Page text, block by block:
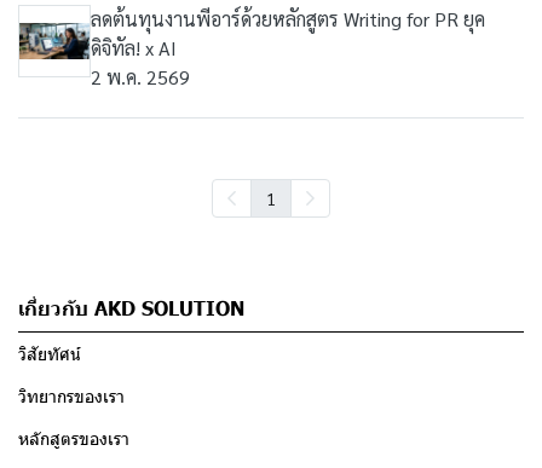
ลดต้นทุนงานพีอาร์ด้วยหลักสูตร Writing for PR ยุค
ดิจิทัล! x AI
2 พ.ค. 2569
1
เกี่ยวกับ AKD SOLUTION
วิสัยทัศน์
วิทยากรของเรา
หลักสูตรของเรา